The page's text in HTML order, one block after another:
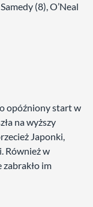
(8), O’Neal
opóźniony start w
na wyższy
Japonki,
Również w
zabrakło im